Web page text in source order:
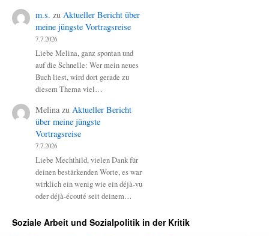
m.s. zu Aktueller Bericht über
meine jüngste Vortragsreise
7.7.2026
Liebe Melina, ganz spontan und
auf die Schnelle: Wer mein neues
Buch liest, wird dort gerade zu
diesem Thema viel…
Melina zu Aktueller Bericht
über meine jüngste
Vortragsreise
7.7.2026
Liebe Mechthild, vielen Dank für
deinen bestärkenden Worte, es war
wirklich ein wenig wie ein déjà-vu
oder déjà-écouté seit deinem…
Soziale Arbeit und Sozialpolitik in der Kritik